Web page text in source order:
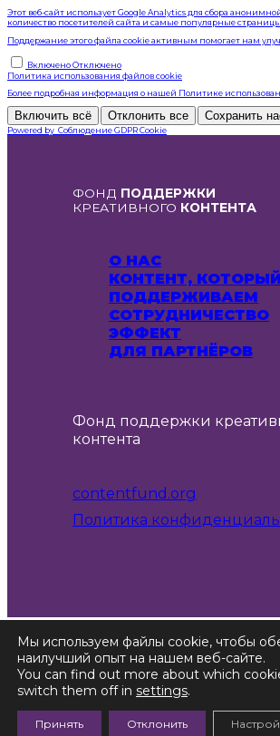
Мы используем файлы cookie, чтобы
наилучший опыт на нашем веб-сайте.
You can find out more about which
switch them off in settings.
Принять Отклонить
Этот веб-сайт использует Google Analytics для сбора
количество посетителей сайта и самые популярные страницы.
Поддержание этого файла cookie активным помогает нам
Включить или отключить файлы cookie
ВключеноОтключено
Политика использования файлов cookie
Более подробная информация о нашей Политике
Включить всё Отклонить все Сохранить
Powered by Соблюдение GDPR Cookie
ФОНД ПОДДЕРЖКИ
КРЕАТИВНОГО КОНТЕНТА
О НАС
КОНТЕНТ,
ПОДДЕРЖИВАЕМ
СОТРУДНИЧЕСТВО
ЭФФЕКТ
ДЛЯ ПАРТНЁРОВ
Фонд поддержки
контента
contentfund.org
Политика
Copyright CCSF 2026
Created by